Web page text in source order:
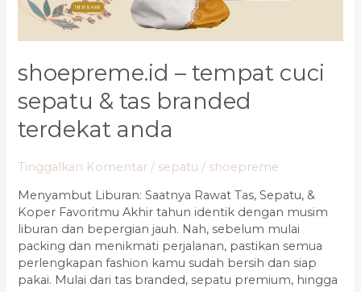
shoepreme.id – tempat cuci
sepatu & tas branded
terdekat anda
Tinggalkan Komentar / sepatu / shoepreme
Menyambut Liburan: Saatnya Rawat Tas, Sepatu, &
Koper Favoritmu Akhir tahun identik dengan musim
liburan dan bepergian jauh. Nah, sebelum mulai
packing dan menikmati perjalanan, pastikan semua
perlengkapan fashion kamu sudah bersih dan siap
pakai. Mulai dari tas branded, sepatu premium, hingga
Branded
Terdekat
Anda